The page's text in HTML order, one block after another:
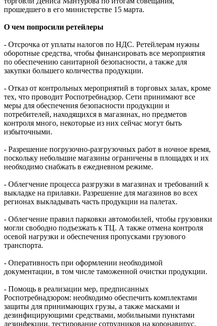
прошедшего в его министерстве 15 марта.
О чем попросили ретейлеры
- Отсрочка от уплаты налогов по НДС. Ретейлерам нужны
оборотные средства, чтобы финансировать все мероприятия
по обеспечению санитарной безопасности, а также для
закупки большего количества продукции.
- Отказ от контрольных мероприятий в торговых залах, кроме
тех, что проводит Роспотребнадзор. Сети принимают все
меры для обеспечения безопасности продукции и
потребителей, находящихся в магазинах, но предметов
контроля много, некоторые из них сейчас могут быть
избыточными.
- Разрешение погрузочно-разгрузочных работ в ночное время,
поскольку небольшие магазины ограничены в площадях и их
необходимо снабжать в ежедневном режиме.
- Облегчение процесса разгрузки в магазинах и требований к
выкладке на прилавки. Разрешение для магазинов во всех
регионах выкладывать часть продукции на палетах.
- Облегчение правил парковки автомобилей, чтобы грузовики
могли свободно подъезжать к ТЦ. А также отмена контроля
осевой нагрузки и обеспечения пропусками грузового
транспорта.
- Оперативность при оформлении необходимой
документации, в том числе таможенной очистки продукции.
- Помощь в реализации мер, предписанных
Роспотребнадзором: необходимо обеспечить комплектами
защиты для принимающих грузы, а также масками и
дезинфицирующими средствами, мобильными пунктами
дезинфекции, тестирование сотрудников на коронавирус.